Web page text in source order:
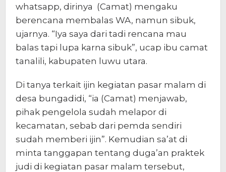
whatsapp, dirinya (Camat) mengaku
berencana membalas WA, namun sibuk,
ujarnya. “Iya saya dari tadi rencana mau
balas tapi lupa karna sibuk”, ucap ibu camat
tanalili, kabupaten luwu utara.
Di tanya terkait ijin kegiatan pasar malam di
desa bungadidi, “ia (Camat) menjawab,
pihak pengelola sudah melapor di
kecamatan, sebab dari pemda sendiri
sudah memberi ijin”. Kemudian sa’at di
minta tanggapan tentang duga’an praktek
judi di kegiatan pasar malam tersebut,